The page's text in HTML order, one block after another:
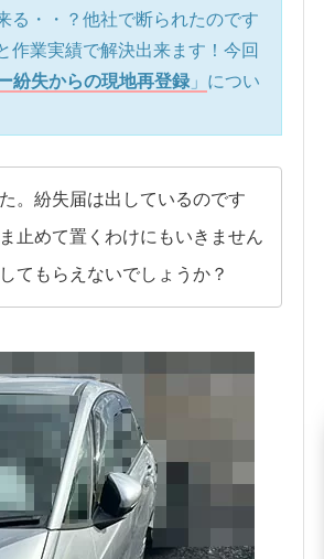
る・・？他社で断られたのです
作業実績で解決出来ます！今回
紛失からの現地再登録 」 につい
。紛失届は出しているのです
止めて置くわけにもいきません
てもらえないでしょうか？